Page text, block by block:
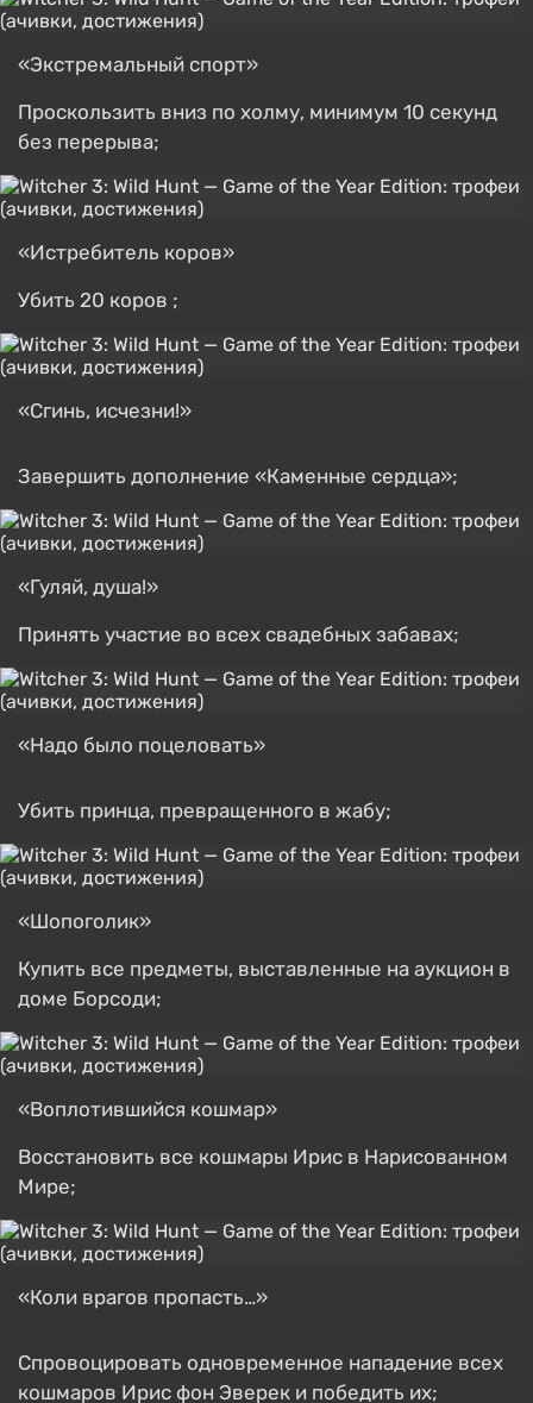
«Экстремальный спорт»
Проскользить вниз по холму, минимум 10 секунд
без перерыва;
«Истребитель коров»
Убить 20 коров ;
«Сгинь, исчезни!»
Завершить дополнение «Каменные сердца»;
«Гуляй, душа!»
Принять участие во всех свадебных забавах;
«Надо было поцеловать»
Убить принца, превращенного в жабу;
«Шопоголик»
Купить все предметы, выставленные на аукцион в
доме Борсоди;
«Воплотившийся кошмар»
Восстановить все кошмары Ирис в Нарисованном
Мире;
«Коли врагов пропасть…»
Спровоцировать одновременное нападение всех
кошмаров Ирис фон Эверек и победить их;